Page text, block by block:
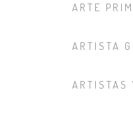
ARTE
ARTISTA
ARTISTAS